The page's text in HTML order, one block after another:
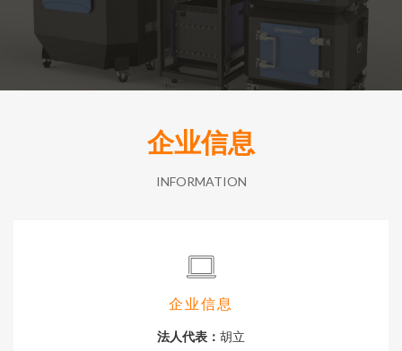
企业信息
INFORMATION
企业信息
法人代表： 胡立